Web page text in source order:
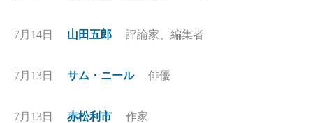
7月14日 山田五郎 評論家、編集者
7月13日 サム・ニール 俳優
7月13日 赤松利市 作家